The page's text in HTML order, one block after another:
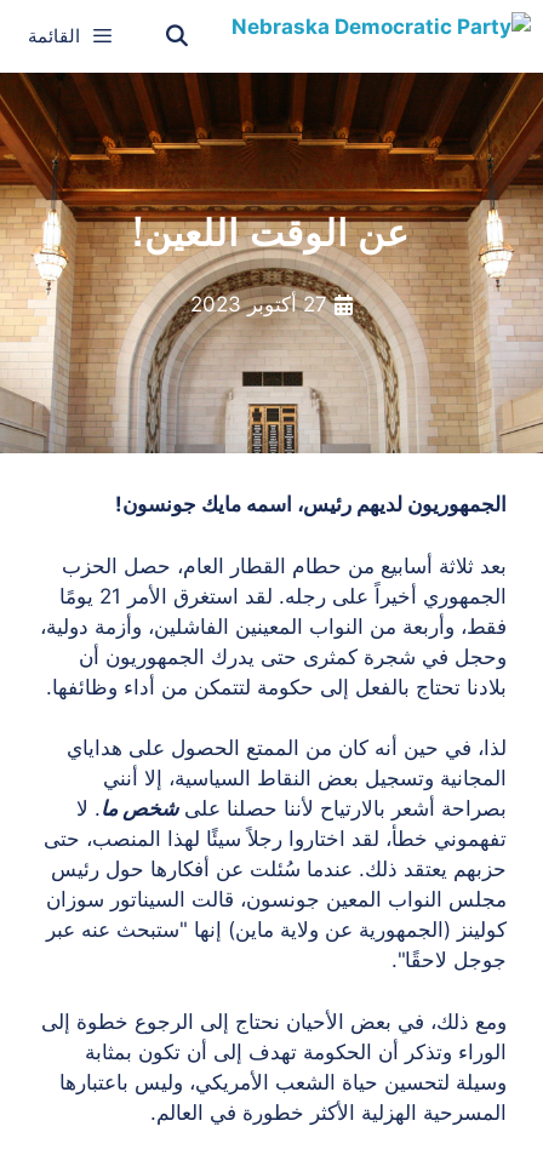
القائمة
عن الوقت اللعين!
27 أكتوبر 2023
الجمهوريون لديهم رئيس، اسمه مايك جونسون!
بعد ثلاثة أسابيع من حطام القطار العام، حصل الحزب
الجمهوري أخيراً على رجله. لقد استغرق الأمر 21 يومًا
فقط، وأربعة من النواب المعينين الفاشلين، وأزمة دولية،
وحجل في شجرة كمثرى حتى يدرك الجمهوريون أن
بلادنا تحتاج بالفعل إلى حكومة لتتمكن من أداء وظائفها.
لذا، في حين أنه كان من الممتع الحصول على هداياي
المجانية وتسجيل بعض النقاط السياسية، إلا أنني
بصراحة أشعر بالارتياح لأننا حصلنا علىشخص ما. لا
تفهموني خطأ، لقد اختاروا رجلاً سيئًا لهذا المنصب، حتى
حزبهم يعتقد ذلك. عندما سُئلت عن أفكارها حول رئيس
مجلس النواب المعين جونسون، قالت السيناتور سوزان
كولينز (الجمهورية عن ولاية ماين) إنها "ستبحث عنه عبر
جوجل لاحقًا".
ومع ذلك، في بعض الأحيان نحتاج إلى الرجوع خطوة إلى
الوراء وتذكر أن الحكومة تهدف إلى أن تكون بمثابة
وسيلة لتحسين حياة الشعب الأمريكي، وليس باعتبارها
المسرحية الهزلية الأكثر خطورة في العالم.